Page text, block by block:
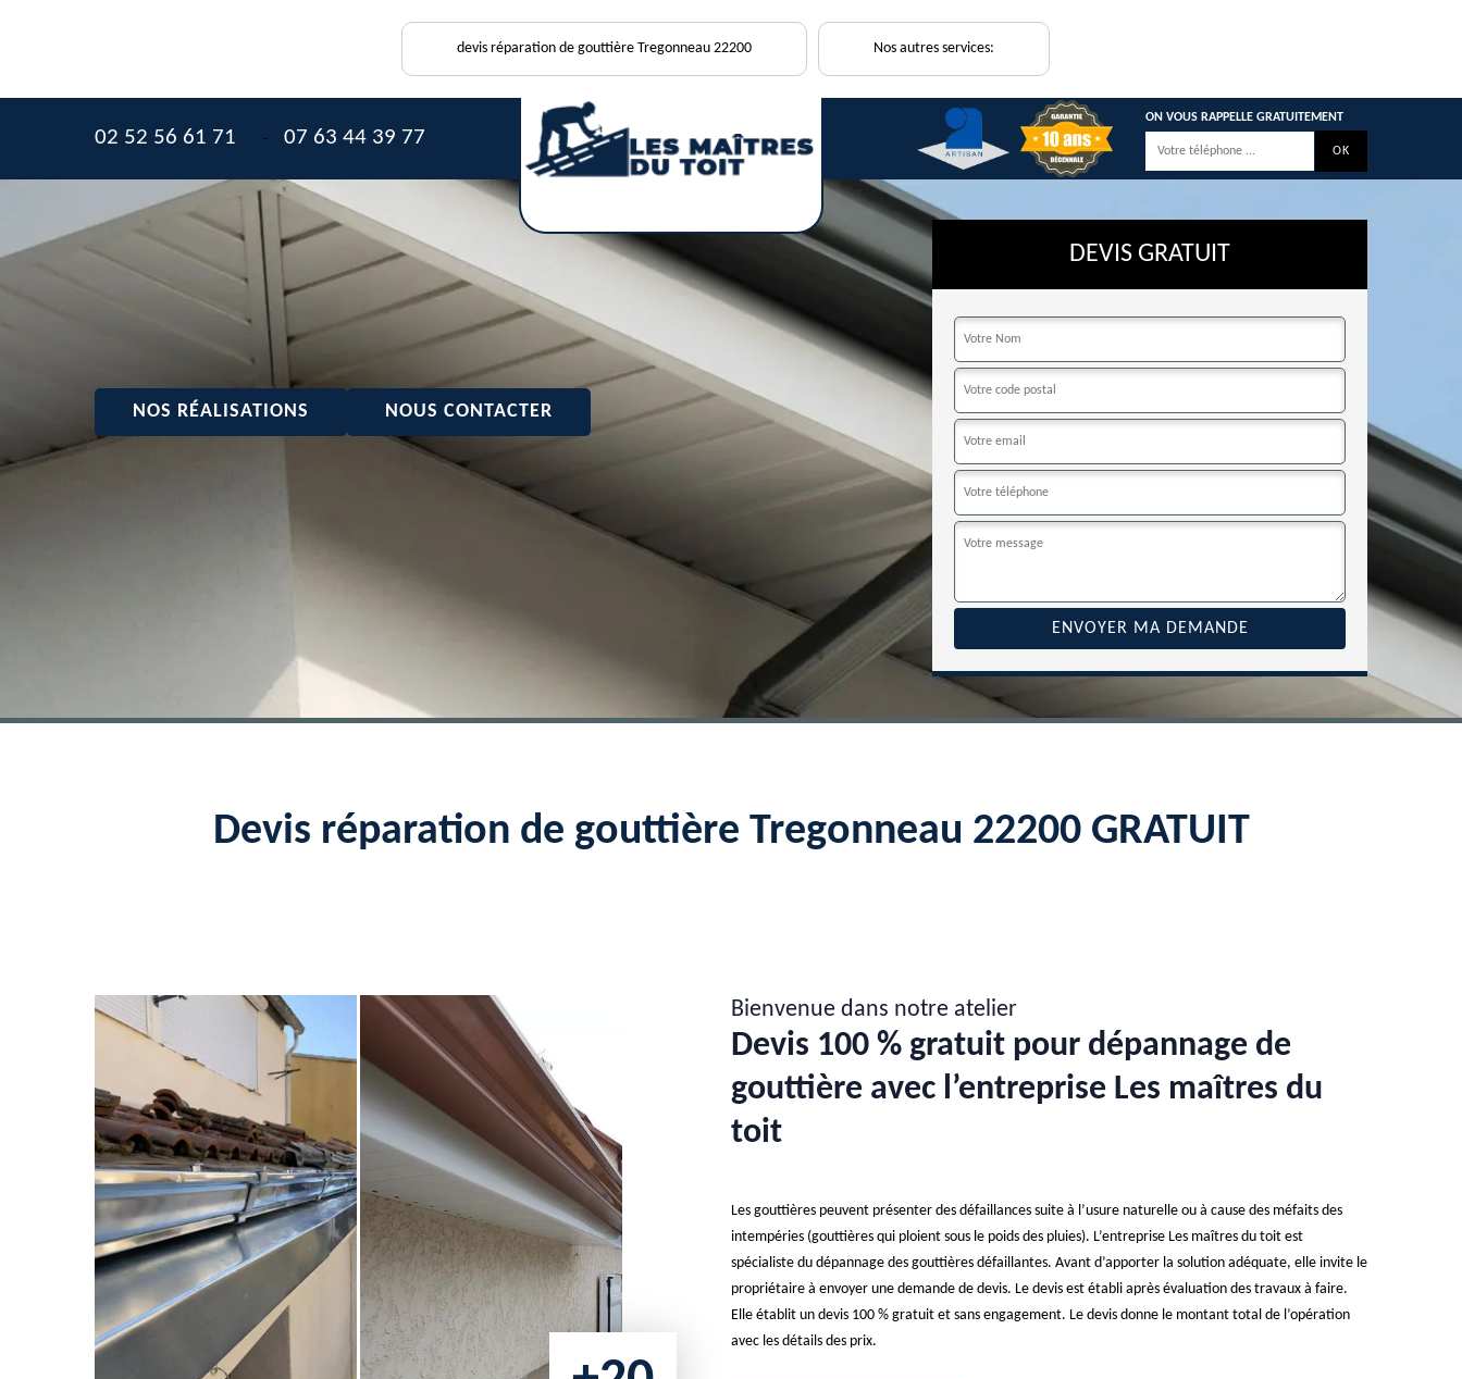
devis réparation de gouttière Tregonneau 22200 Nos autres services:
02 52 56 61 71 - 07 63 44 39 77
ON VOUS RAPPELLE GRATUITEMENT
NOS RÉALISATIONS NOUS CONTACTER
DEVIS GRATUIT
Devis réparation de gouttière Tregonneau 22200 GRATUIT
Bienvenue dans notre atelier
Devis 100 % gratuit pour dépannage de
gouttière avec l’entreprise Les maîtres du
toit
Les gouttières peuvent présenter des défaillances suite à l’usure naturelle ou à cause des méfaits des
intempéries (gouttières qui ploient sous le poids des pluies). L’entreprise Les maîtres du toit est
spécialiste du dépannage des gouttières défaillantes. Avant d’apporter la solution adéquate, elle invite le
propriétaire à envoyer une demande de devis. Le devis est établi après évaluation des travaux à faire.
Elle établit un devis 100 % gratuit et sans engagement. Le devis donne le montant total de l’opération
avec les détails des prix.